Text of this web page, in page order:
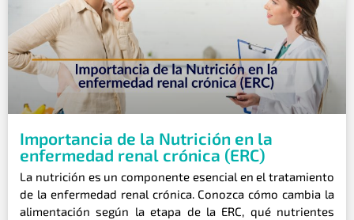
Importancia de la Nutrición en la
enfermedad renal crónica (ERC)
La nutrición es un componente esencial en el tratamiento
de la enfermedad renal crónica. Conozca cómo cambia la
alimentación según la etapa de la ERC, qué nutrientes